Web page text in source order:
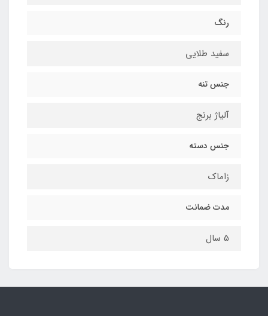
رنگ
سفید طلایی
جنس تنه
آلیاژ برنج
جنس دسته
زاماک
مدت ضمانت
5 سال